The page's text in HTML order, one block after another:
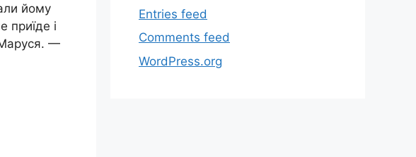
йому
приїде і
—
Entries feed
Comments feed
WordPress.org